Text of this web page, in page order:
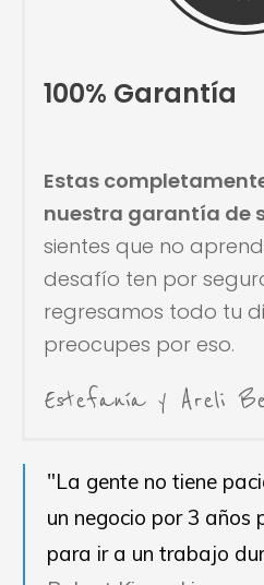
100% Garantía
Estas
nuestra garantía de
sientes que no
desafío ten por
regresamos todo tu
preocupes por eso.
Estefanía y Areli
"La gente no tiene
un negocio por 3 años
para ir a un trabajo